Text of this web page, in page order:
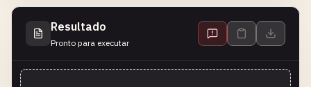
Resultado
Pronto para executar